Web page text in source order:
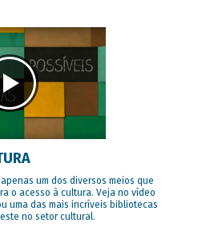
um dos diversos meios que
o acesso à cultura. Veja no vídeo
uma das mais incríveis bibliotecas
no setor cultural.